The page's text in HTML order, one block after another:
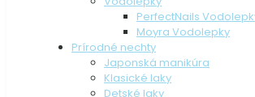
PerfectNails
Moyra Vodolepky
Prírodné nechty
Japonská manikúra
Klasické laky
Detské laky